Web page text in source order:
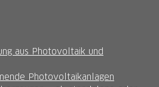
aus Photovoltaik und
Photovoltaikanlagen